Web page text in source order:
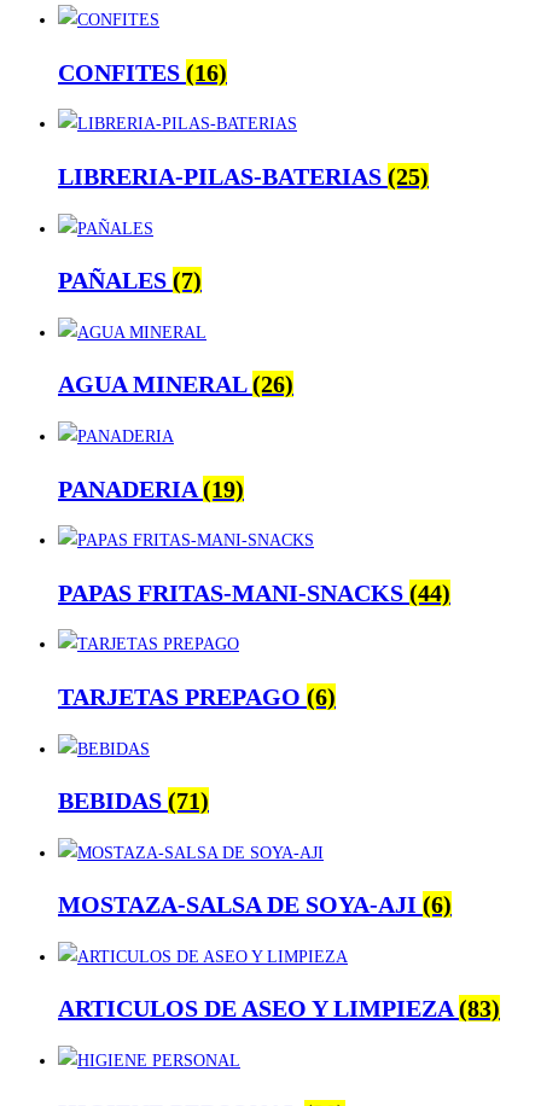
CONFITES (16)
LIBRERIA-PILAS-BATERIAS (25)
PAÑALES (7)
AGUA MINERAL(26)
PANADERIA(19)
PAPAS FRITAS-MANI-SNACKS (44)
TARJETAS PREPAGO (6)
BEBIDAS (71)
MOSTAZA-SALSA DE SOYA-AJI (6)
ARTICULOS DE ASEO Y LIMPIEZA(83)